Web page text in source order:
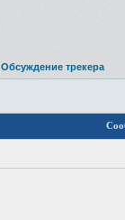
Обсуждение трекера